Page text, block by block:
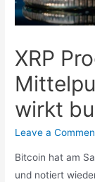
XRP
wirkt
Leave a
Bitcoin hat am
und notiert